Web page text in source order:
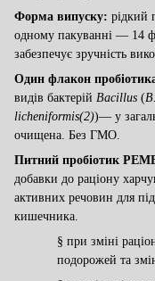
Форма випуску: рідкий
одному пакуванні — 14
забезпечує зручність
Один флакон
видів бактерій Bacillus (B
licheniformis(2))— у
очищена. Без ГМО.
Питний пробіотик
добавки до раціону
активних речовин для
кишечника.
§ при зміні
подорожей та